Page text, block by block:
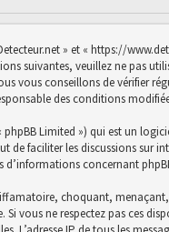
» et « https://
suivantes, veuillez ne pas
vous conseillons de vérifier
des conditions
Limited ») qui est un
de faciliter les discussions sur
d’informations concernant
choquant,
vous ne respectez pas ces